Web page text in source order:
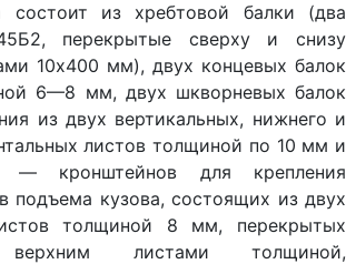
из хребтовой балки (два
перекрытые сверху и снизу
10x400 мм), двух концевых балок
6—8 мм, двух шкворневых балок
из двух вертикальных, нижнего и
листов толщиной по 10 мм и
— кронштейнов для крепления
подъема кузова, состоящих из двух
толщиной 8 мм, перекрытых
листами толщиной,